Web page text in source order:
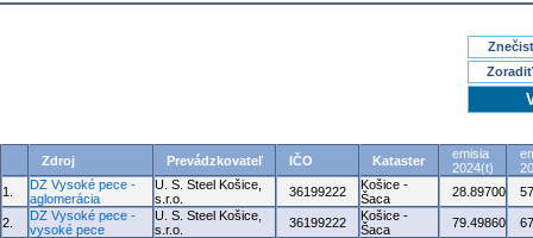
Zdroj Prevádzkovateľ IČO Kataster
emisia
2024(t)
1.
DZ Vysoké pece -
aglomerácia
U. S. Steel Košice,
s.r.o.
36199222
Košice -
Šaca
28.89700
2.
DZ Vysoké pece -
vysoké pece
U. S. Steel Košice,
s.r.o.
36199222
Košice -
Šaca
79.49860